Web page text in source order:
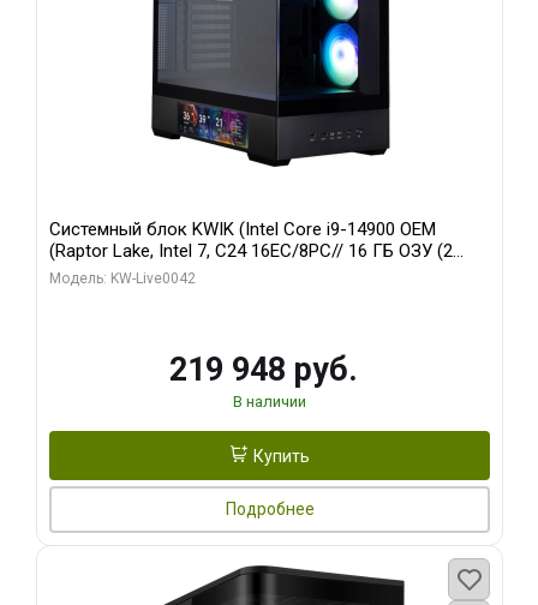
Системный блок KWIK (Intel Core i9-14900 OEM
(Raptor Lake, Intel 7, C24 16EC/8PC// 16 ГБ ОЗУ (2
модуля)/ Gigabyte RTX5070Ti EAGLE OC ICE SFF 16GB
Модель: KW-Live0042
219 948 руб.
В наличии
Купить
Подробнее